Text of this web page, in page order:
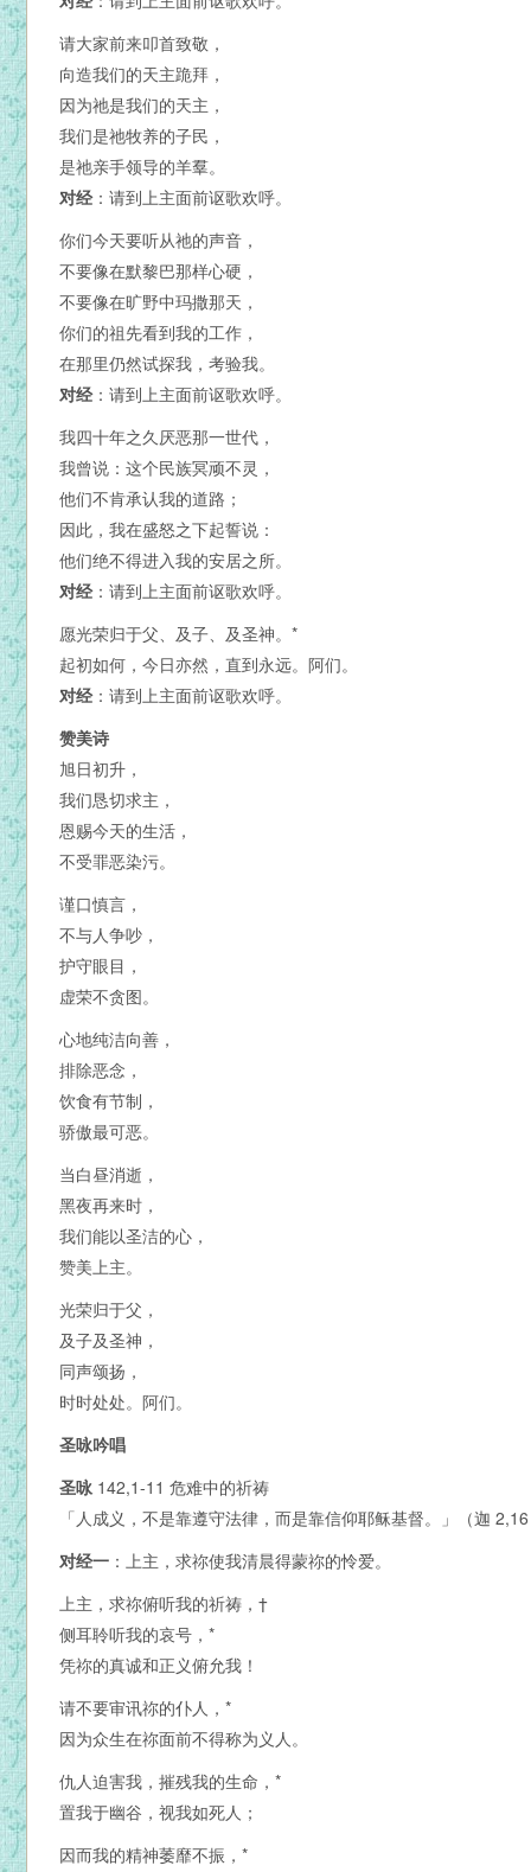
请大家前来叩首致敬，
向造我们的天主跪拜，
因为祂是我们的天主，
我们是祂牧养的子民，
是祂亲手领导的羊羣。
对经：请到上主面前讴歌欢呼。
你们今天要听从祂的声音，
不要像在默黎巴那样心硬，
不要像在旷野中玛撒那天，
你们的祖先看到我的工作，
在那里仍然试探我，考验我。
对经：请到上主面前讴歌欢呼。
我四十年之久厌恶那一世代，
我曾说：这个民族冥顽不灵，
他们不肯承认我的道路；
因此，我在盛怒之下起誓说：
他们绝不得进入我的安居之所。
对经：请到上主面前讴歌欢呼。
愿光荣归于父、及子、及圣神。*
起初如何，今日亦然，直到永远。阿们。
对经：请到上主面前讴歌欢呼。
赞美诗
旭日初升，
我们恳切求主，
恩赐今天的生活，
不受罪恶染污。
谨口慎言，
不与人争吵，
护守眼目，
虚荣不贪图。
心地纯洁向善，
排除恶念，
饮食有节制，
骄傲最可恶。
当白昼消逝，
黑夜再来时，
我们能以圣洁的心，
赞美上主。
光荣归于父，
及子及圣神，
同声颂扬，
时时处处。阿们。
圣咏吟唱
圣咏142,1-11 危难中的祈祷
「人成义，不是靠遵守法律，而是靠信仰耶稣基督。」（迦
对经一：上主，求祢使我清晨得蒙祢的怜爱。
上主，求祢俯听我的祈祷，†
侧耳聆听我的哀号，*
凭祢的真诚和正义俯允我！
请不要审讯祢的仆人，*
因为众生在祢面前不得称为义人。
仇人迫害我，摧残我的生命，*
置我于幽谷，视我如死人；
因而我的精神萎靡不振，*